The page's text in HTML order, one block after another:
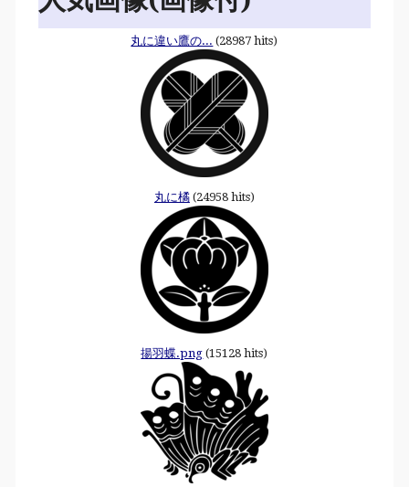
丸に違い鷹の... (28987 hits)
丸に橘(24958 hits)
揚羽蝶.png (15128 hits)